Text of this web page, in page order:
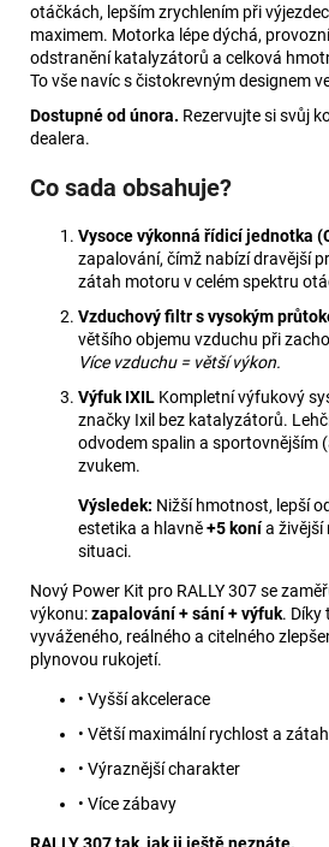
otáčkách, lepším zrychlením při
maximem. Motorka lépe dýchá,
odstranění katalyzátorů a celková
To vše navíc s čistokrevným designem
Dostupné od února. Rezervujte si svůj
dealera.
Co sada obsahuje?
Vysoce výkonná řídicí jednotka
zapalování, čímž nabízí dravější
zátah motoru v celém spektru
Vzduchový filtr s vysokým
většího objemu vzduchu při
Více vzduchu = větší výkon.
Výfuk IXIL Kompletní výfukový
značky Ixil bez katalyzátorů.
odvodem spalin a sportovnějším
zvukem.
Výsledek: Nižší hmotnost, lepší
estetika a hlavně+5 konía živější
situaci.
Nový Power Kit pro RALLY 307 se
výkonu:zapalování + sání + výfuk. Díky
vyváženého, reálného a citelného
plynovou rukojetí.
• Vyšší akcelerace
• Větší maximální rychlost a
• Výraznější charakter
• Více zábavy
RALLY 307 tak, jak ji ještě neznáte.